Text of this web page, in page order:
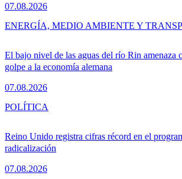
07.08.2026
El bajo nivel de las aguas del río Rin amenaza
golpe a la economía alemana
07.08.2026
ENERGÍA, MEDIO AMBIENTE Y
Reino Unido registra cifras récord en el
radicalización
07.08.2026
POLÍTICA